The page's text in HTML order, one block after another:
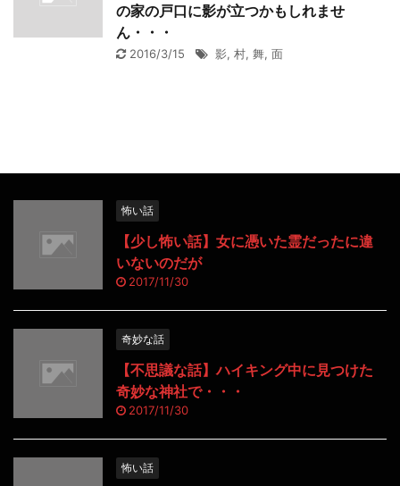
の家の戸口に影が立つかもしれませ
ん・・・
2016/3/15 影, 村, 舞, 面
怖い話
【少し怖い話】女に憑いた霊だったに違
いないのだが
2017/11/30
奇妙な話
【不思議な話】ハイキング中に見つけた
奇妙な神社で・・・
2017/11/30
怖い話